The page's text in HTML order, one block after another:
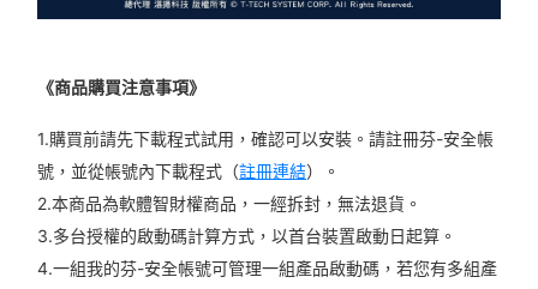
《商品購買注意事項》
1.購買前請先下載程式試用，確認可以安裝。請註冊芬-安全帳
號，並從帳號內下載程式（註冊連結）。
2.本商品為軟體智財權商品，一經拆封，無法退貨。
3.多台授權的啟動碼計算方式，以首台裝置啟動日起算。
4.一組我的芬-安全帳號可管理一組產品啟動碼，若您有多組產